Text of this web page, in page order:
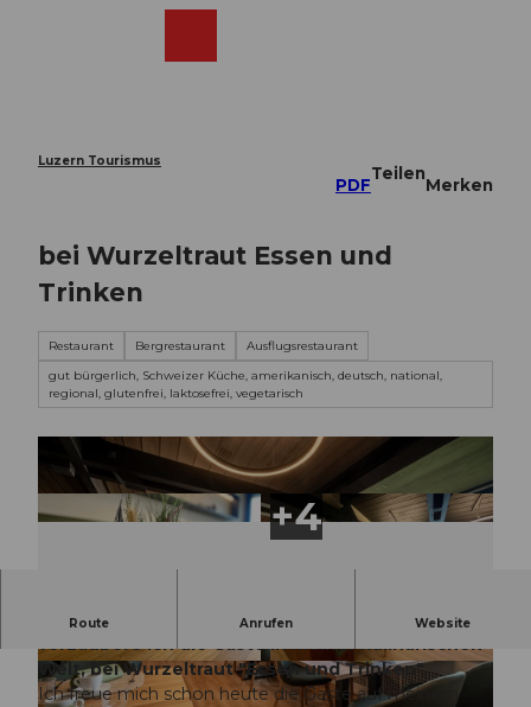
Luzern Tourismus
PDF
Teilen
Merken
bei Wurzeltraut Essen und
Trinken
Restaurant Bergrestaurant
Ausflugsrestaurant
gut bürgerlich, Schweizer Küche, amerikanisch, deutsch, national,
regional, glutenfrei, laktosefrei, vegetarisch
© bei-Wurzeltraut_Essen_und_Trinken |
CC-BY-NC-ND
© bei_Wurzeltraut_Essen_und_Trinken |
CC-BY-NC-ND
Route Anrufen Website
Ich bins, die Gastrohexe Wurzeltraut!
Gerne
verzaubere ich die Gäste in meiner kulinarischen
Welt, bei Wurzeltraut "Essen und Trinken".
Ich freue mich schon heute die Gäste auf meinem